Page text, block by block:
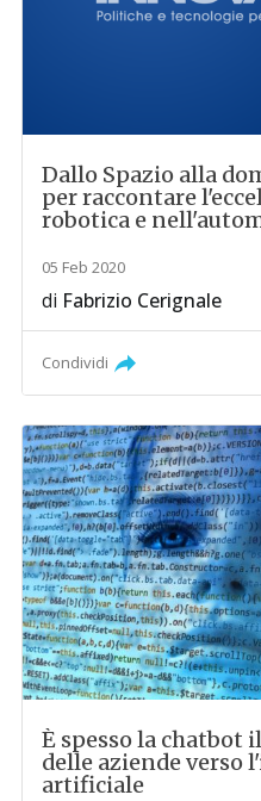
Dallo Spazio alla
per raccontare
robotica e
05 Feb 2020
di Fabrizio Cerignale
Condividi
È spesso la chatbot
delle aziende verso
artificiale